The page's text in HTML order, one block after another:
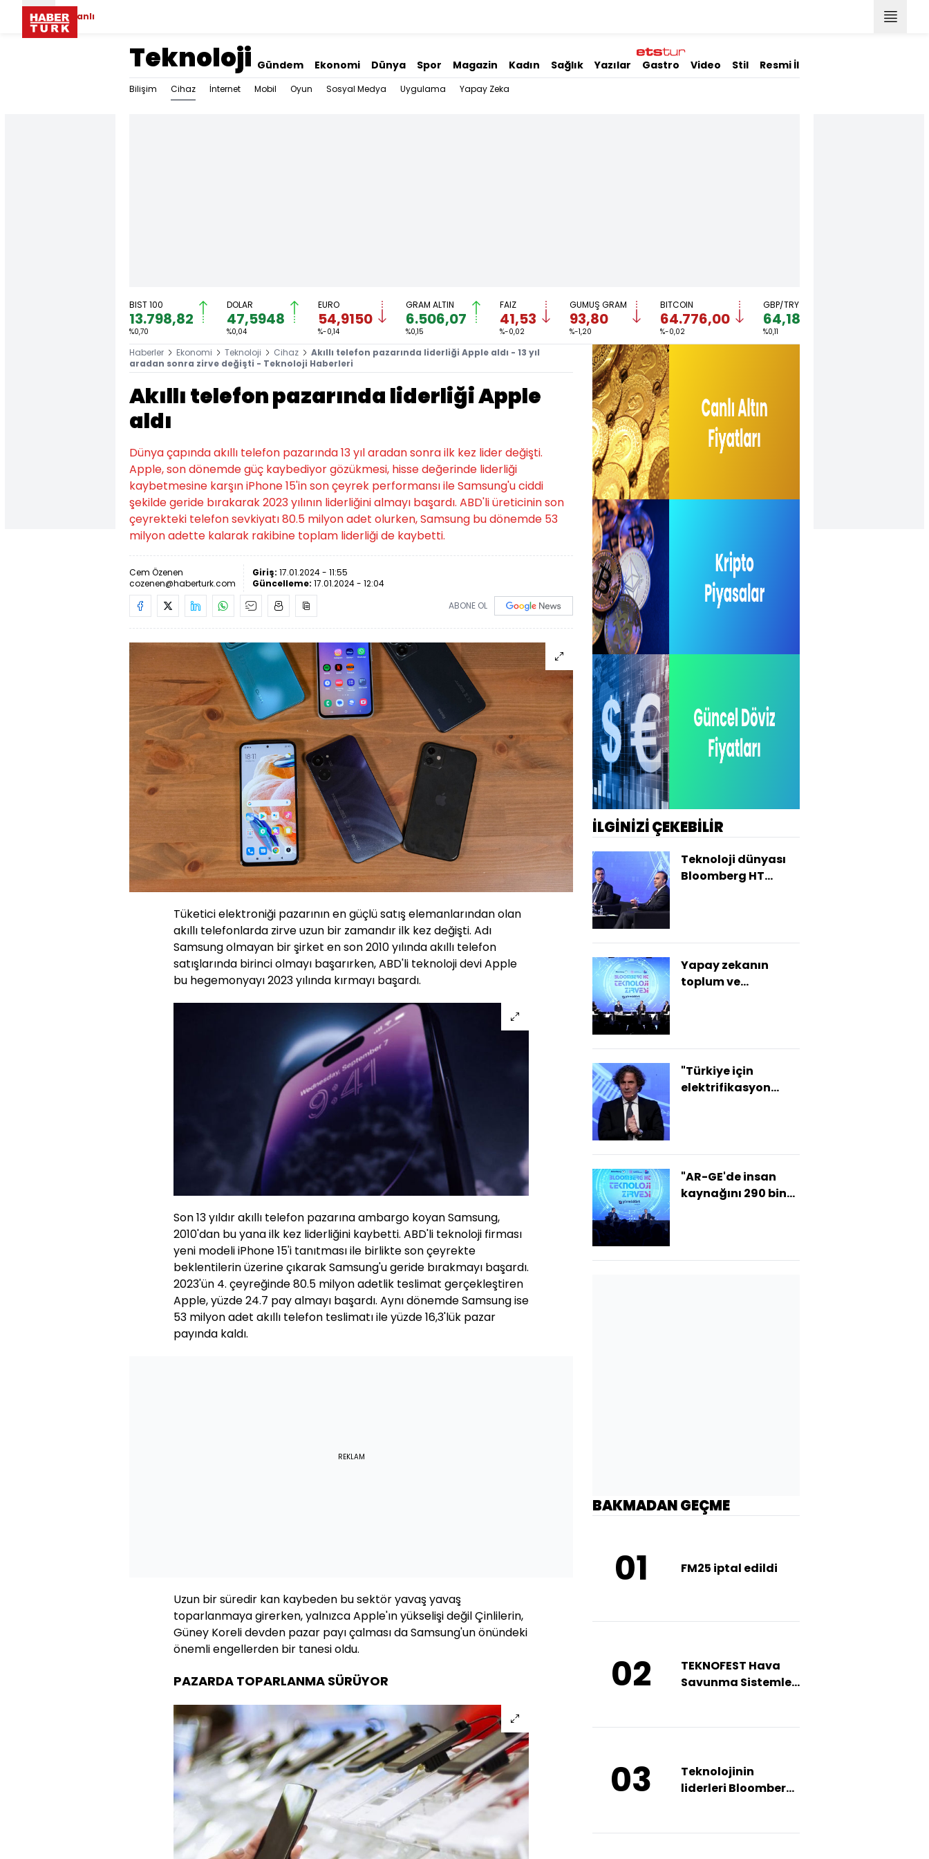
Canlı
Teknoloji Gündem Ekonomi Dünya Spor Magazin Kadın Sağlık Yazılar Gastro Video Stil Resmi İlanlar
Bilişim Cihaz İnternet Mobil Oyun Sosyal Medya Uygulama Yapay Zeka
BIST 100
13.798,82
%0,70
DOLAR
47,5948
%0,04
EURO
54,9150
%-0,14
GRAM ALTIN
6.506,07
%0,15
FAİZ
41,53
%-0,02
GÜMÜŞ GRAM
93,80
%-1,20
BITCOIN
64.776,00
%-0,02
GBP/TRY
64,1848
%0,11
Haberler Ekonomi Teknoloji Cihaz
Akıllı telefon pazarında liderliği Apple aldı - 13 yıl
aradan sonra zirve değişti - Teknoloji Haberleri
Akıllı telefon pazarında liderliği Apple
aldı
Dünya çapında akıllı telefon pazarında 13 yıl aradan sonra ilk kez lider değişti.
Apple, son dönemde güç kaybediyor gözükmesi, hisse değerinde liderliği
kaybetmesine karşın iPhone 15'in son çeyrek performansı ile Samsung'u ciddi
şekilde geride bırakarak 2023 yılının liderliğini almayı başardı. ABD'li üreticinin son
çeyrekteki telefon sevkiyatı 80.5 milyon adet olurken, Samsung bu dönemde 53
milyon adette kalarak rakibine toplam liderliği de kaybetti.
Cem Özenen
cozenen@haberturk.com
Giriş: 17.01.2024 - 11:55
Güncelleme: 17.01.2024 - 12:04
ABONE OL
Tüketici elektroniği pazarının en güçlü satış elemanlarından olan
akıllı telefonlarda zirve uzun bir zamandır ilk kez değişti. Adı
Samsung olmayan bir şirket en son 2010 yılında akıllı telefon
satışlarında birinci olmayı başarırken, ABD'li teknoloji devi Apple
bu hegemonyayı 2023 yılında kırmayı başardı.
Son 13 yıldır akıllı telefon pazarına ambargo koyan Samsung,
2010'dan bu yana ilk kez liderliğini kaybetti. ABD'li teknoloji firması
yeni modeli iPhone 15'i tanıtması ile birlikte son çeyrekte
beklentilerin üzerine çıkarak Samsung'u geride bırakmayı başardı.
2023'ün 4. çeyreğinde 80.5 milyon adetlik teslimat gerçekleştiren
Apple, yüzde 24.7 pay almayı başardı. Aynı dönemde Samsung ise
53 milyon adet akıllı telefon teslimatı ile yüzde 16,3'lük pazar
payında kaldı.
REKLAM
Uzun bir süredir kan kaybeden bu sektör yavaş yavaş
toparlanmaya girerken, yalnızca Apple'ın yükselişi değil Çinlilerin,
Güney Koreli devden pazar payı çalması da Samsung'un önündeki
önemli engellerden bir tanesi oldu.
PAZARDA TOPARLANMA SÜRÜYOR
İLGİNİZİ ÇEKEBİLİR
Teknoloji dünyası
Bloomberg HT
Yapay zekanın
toplum ve
"Türkiye için
elektrifikasyon
"AR-GE'de insan
kaynağını 290 bine
BAKMADAN GEÇME
01 FM25 iptal edildi
02
TEKNOFEST Hava
Savunma Sistemleri
03
Teknolojinin
liderleri Bloomberg
araya geliyor